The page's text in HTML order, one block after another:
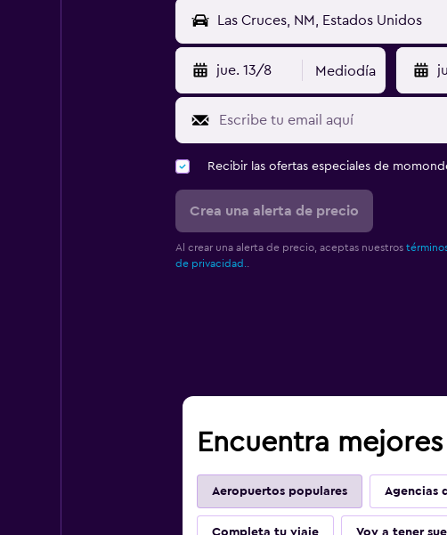
jue. 13/8 Mediodía
Recibir las ofertas especiales de
Crea una alerta de precio
Al crear una alerta de precio, aceptas nuestros
de privacidad.
Encuentra
Aeropuertos populares Agencias
Completa tu viaje Voy a tener